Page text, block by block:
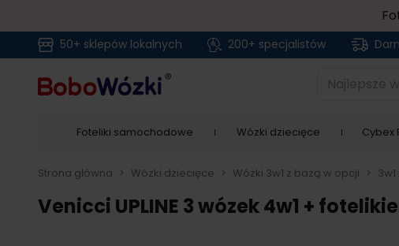
50+ sklepów lokalnych 200+ specjalistów
Najlepsze
Foteliki samochodowe Wózki dziecięce Cybex
Strona główna > Wózki dziecięce > Wózki 3w1 z bazą w opcji >
Venicci UPLINE 3 wózek 4w1 +